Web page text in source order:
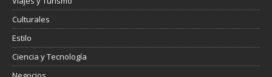
Culturales
Estilo
Ciencia y Tecnología